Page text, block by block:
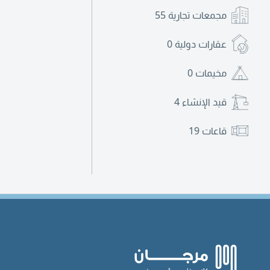
مجمعات تجارية 55
عقارات دولية 0
مخيمات 0
قيد الإنشاء 4
قاعات 19